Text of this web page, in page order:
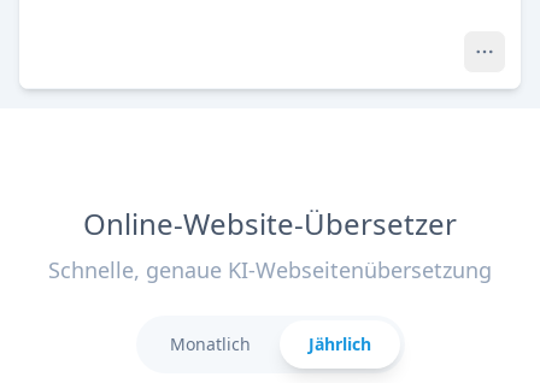
Online-Website-Übersetzer
Schnelle, genaue KI-Webseitenübersetzung
Monatlich Jährlich